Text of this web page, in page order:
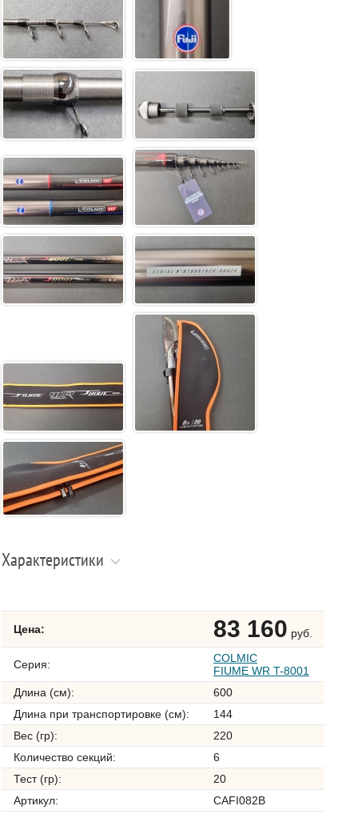
Характеристики
Цена: 83 160 руб.
Серия:
COLMIC
FIUME WR T-8001
Длина (см):
600
Длина при транспортировке (см):
144
Вес (гр):
220
Количество секций:
6
Тест (гр):
20
Артикул:
CAFI082B